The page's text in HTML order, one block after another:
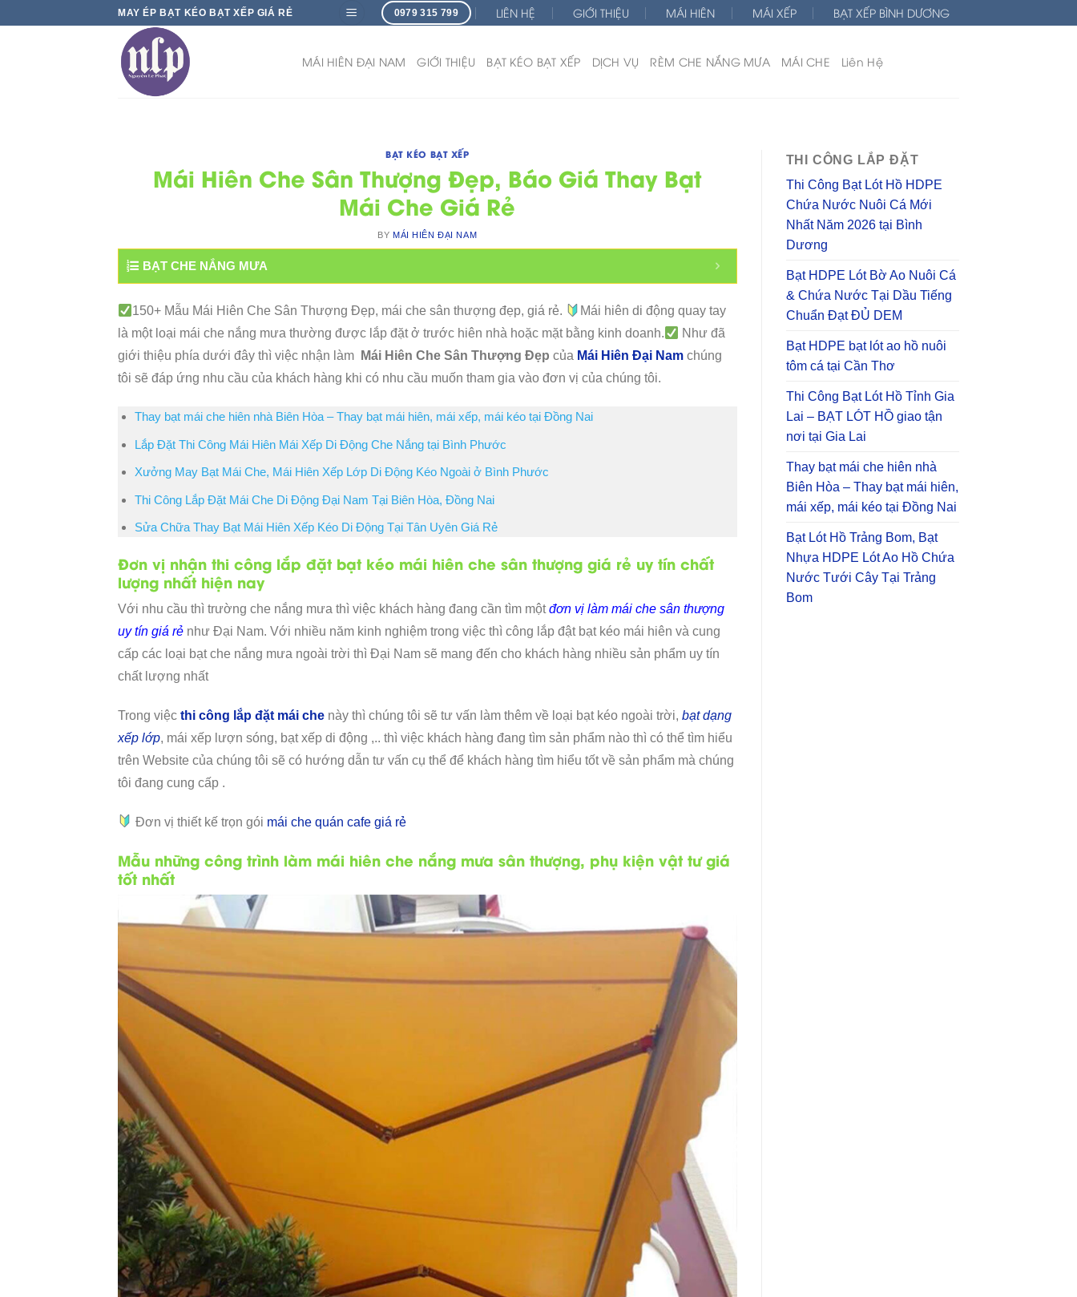
to
MAY ÉP BẠT KÉO BẠT XẾP GIÁ RẺ 0979 315 799 LIÊN HỆ GIỚI THIỆU MÁI HIÊN MÁI XẾP BẠT XẾP BÌNH DƯƠNG
MÁI HIÊN ĐẠI NAM GIỚI THIỆU BẠT KÉO BẠT XẾP DỊCH VỤ RÈM CHE NẮNG MƯA MÁI CHE Liên Hệ
BẠT KÉO BẠT XẾP
Mái Hiên Che Sân Thượng Đẹp, Báo Giá Thay Bạt
Mái Che Giá Rẻ
BYMÁI HIÊN ĐẠI NAM
BẠT CHE NẮNG MƯA
150+ Mẫu Mái Hiên Che Sân Thượng Đẹp, mái che sân thượng đẹp, giá rẻ.
Mái hiên di động quay tay
là một loại mái che nắng mưa thường được lắp đặt ở trước hiên nhà hoặc mặt bằng kinh doanh.
Như đã
giới thiệu phía dưới đây thì việc nhận làm
Mái Hiên Che Sân Thượng Đẹp của Mái Hiên Đại Nam chúng
tôi sẽ đáp ứng nhu cầu của khách hàng khi có nhu cầu muốn tham gia vào đơn vị của chúng tôi.
Thay bạt mái che hiên nhà Biên Hòa – Thay bạt mái hiên, mái xếp, mái kéo tại Đồng Nai
Lắp Đặt Thi Công Mái Hiên Mái Xếp Di Động Che Nắng tại Bình Phước
Xưởng May Bạt Mái Che, Mái Hiên Xếp Lớp Di Động Kéo Ngoài ở Bình Phước
Thi Công Lắp Đặt Mái Che Di Động Đại Nam Tại Biên Hòa, Đồng Nai
Sửa Chữa Thay Bạt Mái Hiên Xếp Kéo Di Động Tại Tân Uyên Giá Rẻ
Đơn vị nhận thi công lắp đặt bạt kéo mái hiên che sân thượng giá rẻ uy tín chất
lượng nhất hiện nay
Với nhu cầu thì trường che nắng mưa thì việc khách hàng đang cần tìm mộtđơn vị làm mái che sân thượng
uy tín giá rẻ như Đại Nam. Với nhiều năm kinh nghiệm trong việc thì công lắp đật bạt kéo mái hiên và cung
cấp các loại bạt che nắng mưa ngoài trời thì Đại Nam sẽ mang đến cho khách hàng nhiều sản phẩm uy tín
chất lượng nhất
Trong việc thi công lắp đặt mái che này thì chúng tôi sẽ tư vấn làm thêm về loại bạt kéo ngoài trời, bạt dạng
xếp lớp, mái xếp lượn sóng, bạt xếp di động ,.. thì việc khách hàng đang tìm sản phẩm nào thì có thể tìm hiểu
trên Website của chúng tôi sẽ có hướng dẫn tư vấn cụ thể để khách hàng tìm hiểu tốt về sản phẩm mà chúng
tôi đang cung cấp .
Đơn vị thiết kế trọn gói mái che quán cafe giá rẻ
Mẫu những công trình làm mái hiên che nắng mưa sân thượng, phụ kiện vật tư giá
tốt nhất
THI CÔNG LẮP ĐẶT
Thi Công Bạt Lót Hồ HDPE
Chứa Nước Nuôi Cá Mới
Nhất Năm 2026 tại Bình
Dương
Bạt HDPE Lót Bờ Ao Nuôi Cá
& Chứa Nước Tại Dầu Tiếng
Chuẩn Đạt ĐỦ DEM
Bạt HDPE bạt lót ao hồ nuôi
tôm cá tại Cần Thơ
Thi Công Bạt Lót Hồ Tỉnh Gia
Lai – BẠT LÓT HỒ giao tận
nơi tại Gia Lai
Thay bạt mái che hiên nhà
Biên Hòa – Thay bạt mái hiên,
mái xếp, mái kéo tại Đồng Nai
Bạt Lót Hồ Trảng Bom, Bạt
Nhựa HDPE Lót Ao Hồ Chứa
Nước Tưới Cây Tại Trảng
Bom